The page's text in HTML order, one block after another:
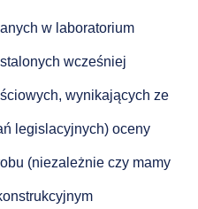
w laboratorium
wcześniej
wynikających ze
legislacyjnych) oceny
(niezależnie czy mamy